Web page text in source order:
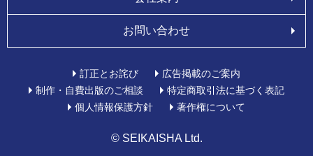
お問い合わせ
訂正とお詫び
広告掲載のご案内
制作・自費出版のご相談
特定商取引法に基づく表記
個人情報保護方針
著作権について
© SEIKAISHA Ltd.